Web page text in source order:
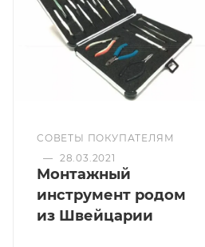
СОВЕТЫ ПОКУПАТЕЛЯМ
— 28.03.2021
Монтажный
инструмент родом
из Швейцарии